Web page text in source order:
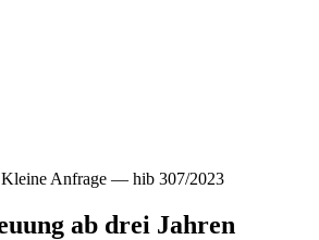
Anfrage — hib 307/2023
ab drei Jahren